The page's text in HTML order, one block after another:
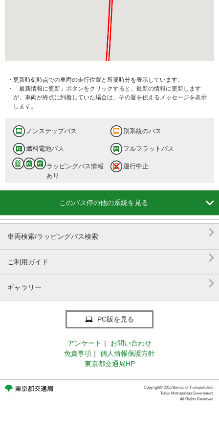
・更新時刻時点での車両の走行位置と所要時分を表示しています。
・「最新情報に更新」ボタンをクリックすると、最新の情報に更新します
が、車両が終点に到着していた場合は、その旨を伝えるメッセージを表示
します。
ノンステップバス 別系統のバス
燃料電池バス フルフラットバス
ラッピングバス情報
あり
運行中止
このバス停の他の系統を見る 
車両検索/ラッピングバス検索 
ご利用ガイド 
ギャラリー 
PC版を見る
アンケート ｜
お問い合わせ
免責事項 ｜
個人情報保護方針
東京都交通局HP
Copyright© 2015 Bureau of Transportation.
Tokyo Metropolitan Government.
All Rights Reserved.